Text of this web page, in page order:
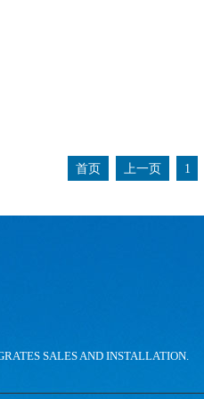
首页 上一页 1
SALES AND INSTALLATION.